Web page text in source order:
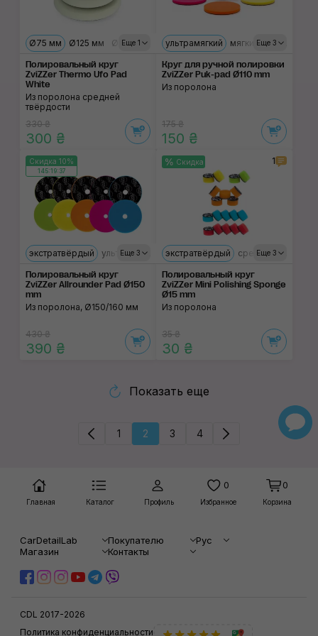
Еще 1
Ø75 мм Ø125 мм Ø150 мм
Полировальный круг
ZviZZer Thermo Ufo Pad
White
Из поролона средней
твёрдости
330 ₴
300 ₴
Еще 3
ультрамягкий мягкий средний
Круг для ручной полировки
ZviZZer Puk-pad Ø110 mm
Из поролона
175 ₴
150 ₴
Скидка 10%
145:19:37
Еще 3
экстратвёрдый ультрамягкий твёрдый средний мягкий
Полировальный круг
ZviZZer Allrounder Pad Ø150
mm
Из поролона, Ø150/160 мм
430 ₴
390 ₴
Скидка 1
Еще 3
экстратвёрдый средний
Полировальный круг
ZviZZer Mini Polishing Sponge
Ø15 mm
Из поролона
35 ₴
30 ₴
Показать еще
1 2 3 4
Главная Каталог Профиль
0
Избранное
0
Корзина
CarDetailLab Покупателю
Рус
Магазин
Контакты
CDL 2017-2026
Политика конфиденциальности